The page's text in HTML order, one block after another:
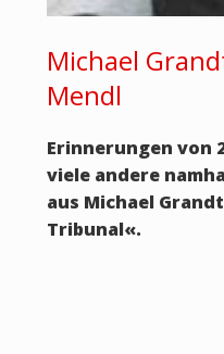
Michael
Mendl
Erinnerungen von
viele andere
aus Michael
Tribunal«.